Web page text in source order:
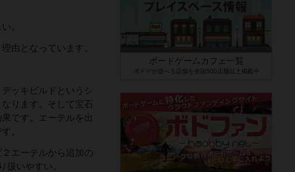
。
由となっています。
ッキビルドというシ
ります。そして宝石
です。エーテルを出
。
エーテルから追加の
扱いやすい。
ボードゲームカフェ一覧
ボドゲが遊べる店舗を全国500店舗以上掲載中